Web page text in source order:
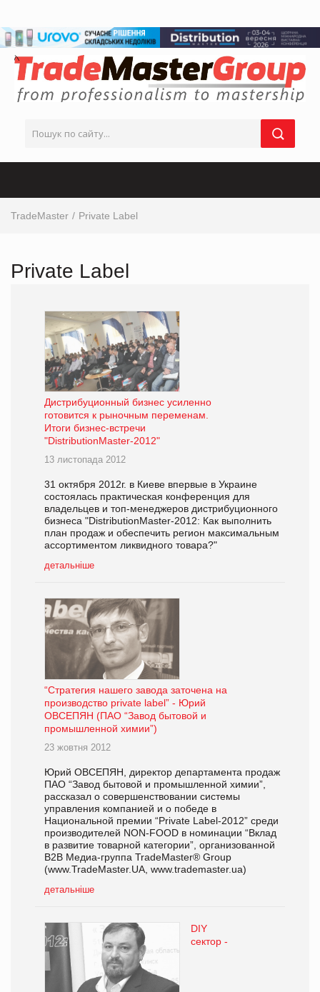
TradeMaster Private Label
Private Label
Дистрибуционный бизнес усиленно
готовится к рыночным переменам.
Итоги бизнес-встречи
"DistributionMaster-2012"
13 листопада 2012
31 октября 2012г. в Киеве впервые в Украине
состоялась практическая конференция для
владельцев и топ-менеджеров дистрибуционного
бизнеса "DistributionMaster-2012: Как выполнить
план продаж и обеспечить регион максимальным
ассортиментом ликвидного товара?"
детальніше
“Стратегия нашего завода заточена на
производство private label” - Юрий
ОВСЕПЯН (ПАО “Завод бытовой и
промышленной химии”)
23 жовтня 2012
Юрий ОВСЕПЯН, директор департамента продаж
ПАО “Завод бытовой и промышленной химии”,
рассказал о совершенствовании системы
управления компанией и о победе в
Национальной премии “Private Label-2012” среди
производителей NON-FOOD в номинации “Вклад
в развитие товарной категории”, организованной
B2B Медиа-группа TradeMaster® Group
(www.TradeMaster.UA, www.trademaster.ua)
детальніше
DIY
сектор -